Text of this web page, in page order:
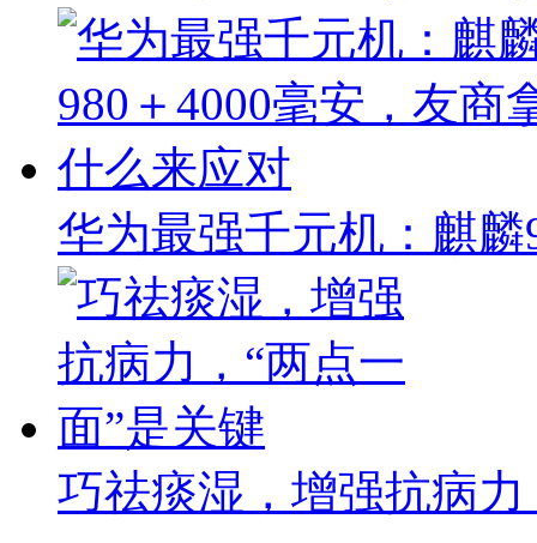
华为最强千元机：麒
巧祛痰湿，增强抗病